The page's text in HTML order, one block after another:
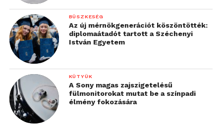
BÜSZKESÉG
Az új mérnökgenerációt köszöntötték:
diplomaátadót tartott a Széchenyi
István Egyetem
KÜTYÜK
A Sony magas zajszigetelésű
fülmonitorokat mutat be a színpadi
élmény fokozására